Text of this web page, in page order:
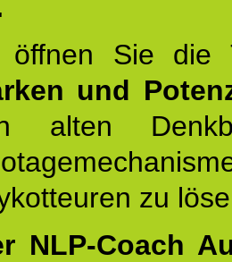
öffnen Sie
und
alten
zu
NLP-Coach